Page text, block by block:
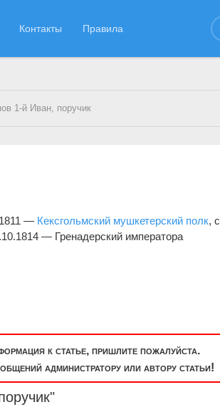
Контакты Правила
1-й Иван, поручик
— Кексгольмский мушкетерский полк, с
— Гренадерский императора
к статье, пришлите пожалуйста.
администратору или автору статьи!